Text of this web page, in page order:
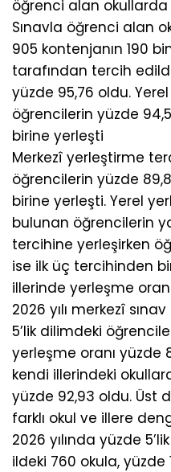
öğrenci alan okullarda
Sınavla öğrenci alan
905 kontenjanın 190
tarafından tercih
yüzde 95,76 oldu.
öğrencilerin yüzde
birine yerleşti
Merkezî yerleştirme
öğrencilerin yüzde
birine yerleşti. Yerel
bulunan öğrencilerin
tercihine yerleşirken
ise ilk üç tercihinden
illerinde yerleşme
2026 yılı merkezî
5’lik dilimdeki
yerleşme oranı yüzde
kendi illerindeki
yüzde 92,93 oldu. Üst
farklı okul ve illere
2026 yılında yüzde
ildeki 760 okula, yüzde